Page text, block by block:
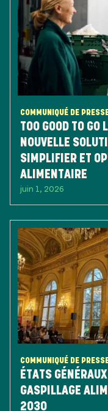
COMMUNIQUÉ DE
TOO GOOD TO
NOUVELLE
SIMPLIFIER ET
ALIMENTAIRE
juin 1, 2026
COMMUNIQUÉ DE
ÉTATS
GASPILLAGE
2030